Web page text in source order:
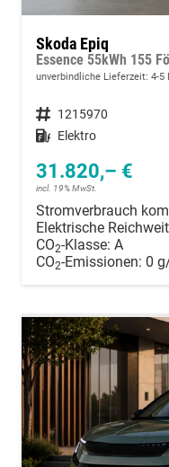
Skoda Epiq
unverbindliche Lieferzeit: 4-5
Fahrzeugnummer 1215970
Kraftstoff Elektro
31.820,– €
incl. 19% MwSt.
Stromverbrauch
Elektrische
CO2-Klasse: A
CO2-Emissionen: 0